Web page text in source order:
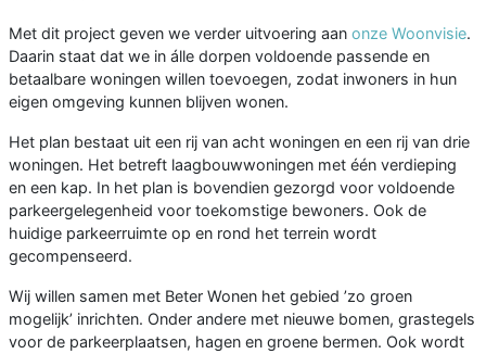
Met dit project geven we verder uitvoering aan onze Woonvisie.
Daarin staat dat we in álle dorpen voldoende passende en
betaalbare woningen willen toevoegen, zodat inwoners in hun
eigen omgeving kunnen blijven wonen.
Het plan bestaat uit een rij van acht woningen en een rij van drie
woningen. Het betreft laagbouwwoningen met één verdieping
en een kap. In het plan is bovendien gezorgd voor voldoende
parkeergelegenheid voor toekomstige bewoners. Ook de
huidige parkeerruimte op en rond het terrein wordt
gecompenseerd.
Wij willen samen met Beter Wonen het gebied ’zo groen
mogelijk’ inrichten. Onder andere met nieuwe bomen, grastegels
voor de parkeerplaatsen, hagen en groene bermen. Ook wordt